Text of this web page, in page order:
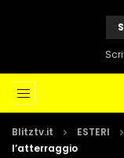
Blitztv.it ESTERI
l’atterraggio